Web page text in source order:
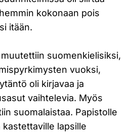
kokonaan pois
itään.
suomenkielisiksi,
vuoksi,
oli kirjavaa ja
vaihtelevia. Myös
suomalaistaa. Papistolle
lapsille